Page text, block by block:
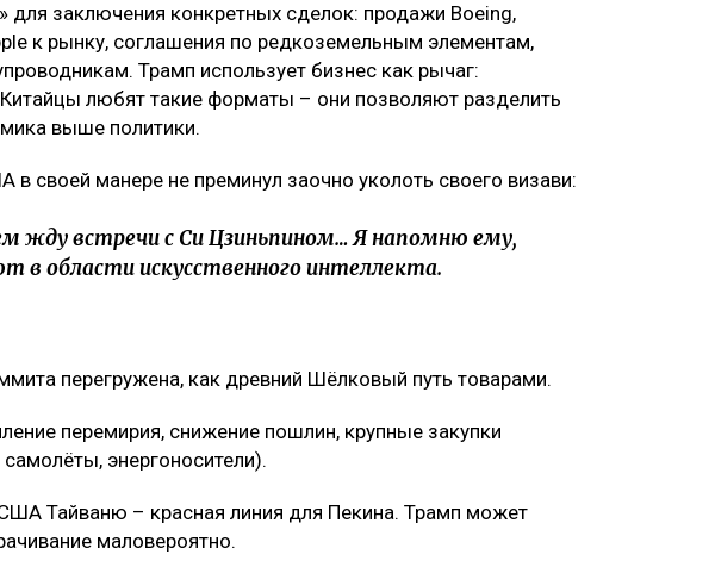
для заключения конкретных сделок: продажи Boeing,
к рынку, соглашения по редкоземельным элементам,
Трамп использует бизнес как рычаг:
любят такие форматы – они позволяют разделить
выше политики.
своей манере не преминул заочно уколоть своего визави:
жду встречи с Си Цзиньпином… Я напомню ему,
в области искусственного интеллекта.
перегружена, как древний Шёлковый путь товарами.
перемирия, снижение пошлин, крупные закупки
энергоносители).
Тайваню – красная линия для Пекина. Трамп может
маловероятно.